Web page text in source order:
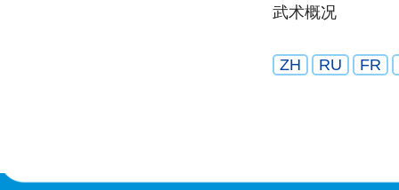
武术概况
ZH RU FR